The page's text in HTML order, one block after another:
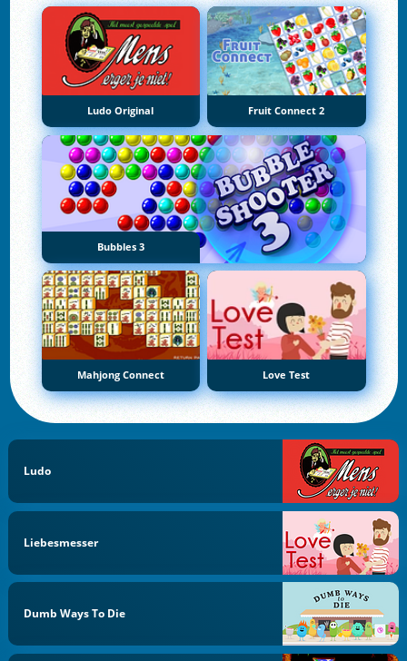
Ludo Original Fruit Connect 2
Bubbles 3
Mahjong Connect Love Test
Ludo
Liebesmesser
Dumb Ways To Die